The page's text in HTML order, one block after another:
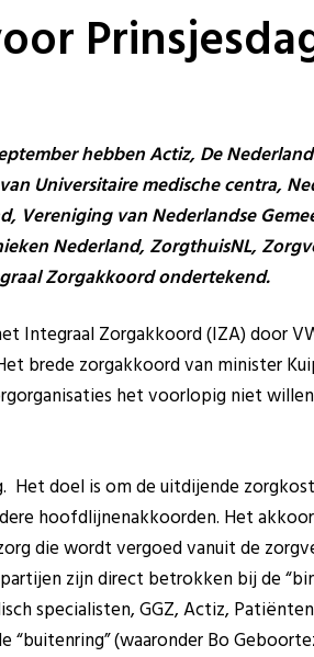
hebben Actiz, De
Universitaire medische centra,
Vereniging van Nederlandse
Nederland, ZorgthuisNL,
Zorgakkoord ondertekend.
Integraal Zorgakkoord (IZA) door
brede zorgakkoord van minister
het voorlopig niet
Het doel is om de uitdijende
hoofdlijnenakkoorden. Het
die wordt vergoed vanuit de
zijn direct betrokken bij de
specia­listen, GGZ, Actiz,
“buitenring” (waaronder Bo